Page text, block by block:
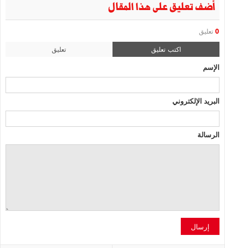
أضف تعليق على هذا المقال
0 تعليق
اكتب تعليق تعليق
الإسم
البريد الإلكتروني
الرسالة
إرسال